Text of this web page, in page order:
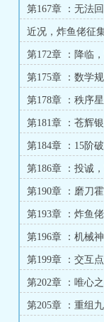
第167章 ：无法
近况，炸鱼佬征
第172章 ：降临
第175章 ：数学
第178章 ：秩序
第181章 ：苍辉
第184章 ：15阶
第186章 ：投诚
第190章 ：磨刀
第193章 ：炸鱼
第196章 ：机械
第199章 ：交互
第202章 ：唯心
第205章 ：重组